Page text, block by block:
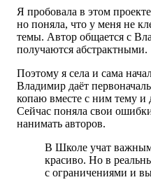
Я пробовала в этом
но поняла, что у меня не
темы. Автор общается с
получаются абстрактными.
Поэтому я села и сама
Владимир даёт
копаю вместе с ним тему и
Сейчас поняла свои
нанимать авторов.
В Школе учат важным
красиво. Но в
с ограничениями и